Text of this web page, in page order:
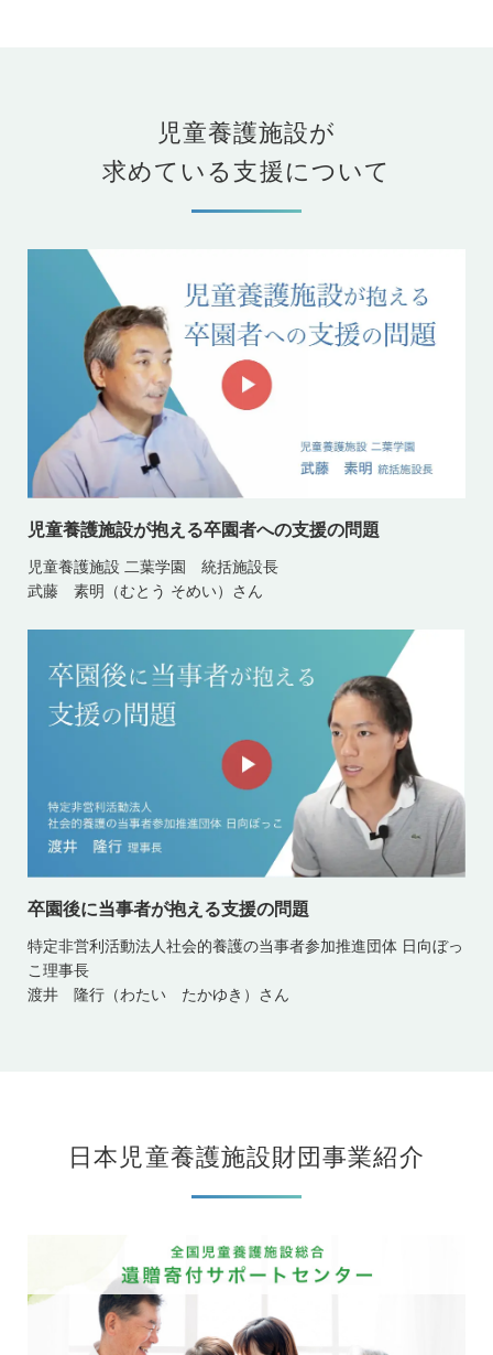
児童養護施設が
求めている支援について
児童養護施設が抱える卒園者への支援の問題
児童養護施設 二葉学園 統括施設長
武藤 素明（むとう そめい）さん
卒園後に当事者が抱える支援の問題
特定非営利活動法人社会的養護の当事者参加推進団体 日向ぼっ
こ理事長
渡井 隆行（わたい たかゆき）さん
日本児童養護施設財団事業紹介